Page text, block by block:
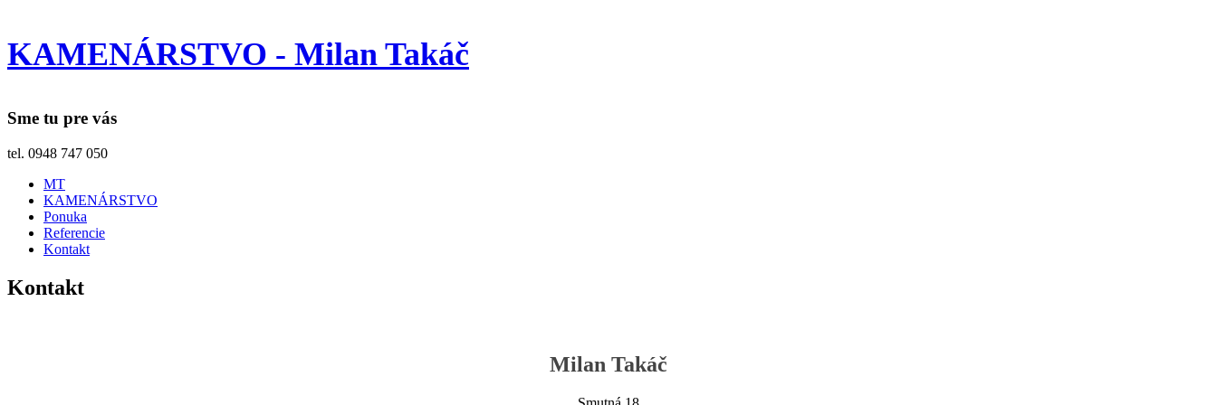
KAMENÁRSTVO - Milan Takáč
Sme tu pre vás
tel. 0948 747 050
MT
KAMENÁRSTVO
Ponuka
Referencie
Kontakt
Kontakt
Milan Takáč